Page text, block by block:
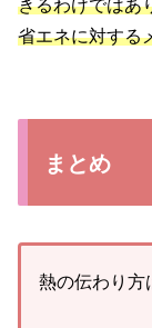
きるわけではあ
省エネに対する
まとめ
熱の伝わり方